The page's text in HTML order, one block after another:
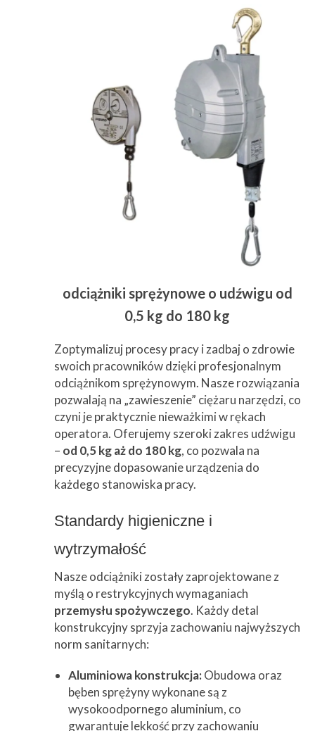
odciążniki sprężynowe o udźwigu od
0,5 kg do 180 kg
Zoptymalizuj procesy pracy i zadbaj o zdrowie
swoich pracowników dzięki profesjonalnym
odciążnikom sprężynowym. Nasze rozwiązania
pozwalają na „zawieszenie” ciężaru narzędzi, co
czyni je praktycznie nieważkimi w rękach
operatora. Oferujemy szeroki zakres udźwigu
– od 0,5 kg aż do 180 kg, co pozwala na
precyzyjne dopasowanie urządzenia do
każdego stanowiska pracy.
Standardy higieniczne i
wytrzymałość
Nasze odciążniki zostały zaprojektowane z
myślą o restrykcyjnych wymaganiach
przemysłu spożywczego. Każdy detal
konstrukcyjny sprzyja zachowaniu najwyższych
norm sanitarnych:
Aluminiowa konstrukcja:Obudowa oraz
bęben sprężyny wykonane są z
wysokoodpornego aluminium, co
gwarantuje lekkość przy zachowaniu